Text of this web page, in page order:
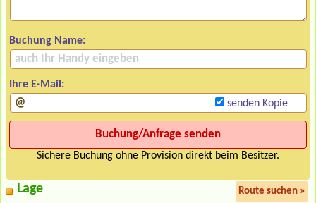
Buchung Name:
Ihre E-Mail:
senden Kopie
Sichere Buchung ohne Provision direkt beim Besitzer.
Lage Route suchen »